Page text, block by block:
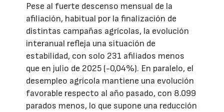
Pese al fuerte descenso mensual de la
afiliación, habitual por la finalización de
distintas campañas agrícolas, la evolución
interanual refleja una situación de
estabilidad, con solo 231 afiliados menos
que en julio de 2025 (-0,04%). En paralelo, el
desempleo agrícola mantiene una evolución
favorable respecto al año pasado, con 8.099
parados menos, lo que supone una reducción